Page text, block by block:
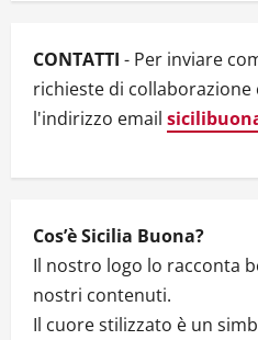
i
o
CONTATTI - Per inviare
richieste di
l'indirizzo email
Cos’è Sicilia Buona?
Il nostro logo lo racconta
nostri contenuti.
Il cuore stilizzato è un